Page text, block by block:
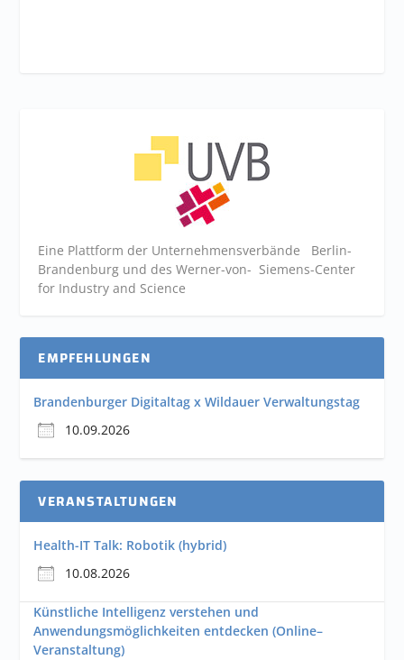
Eine Plattform der Unternehmensverbände Berlin-
Brandenburg und des Werner-von- Siemens-Center
for Industry and Science
EMPFEHLUNGEN
Brandenburger Digitaltag x Wildauer Verwaltungstag
10.09.2026
VERANSTALTUNGEN
Health-IT Talk: Robotik (hybrid)
10.08.2026
Künstliche Intelligenz verstehen und
Anwendungsmöglichkeiten entdecken (Online–
Veranstaltung)